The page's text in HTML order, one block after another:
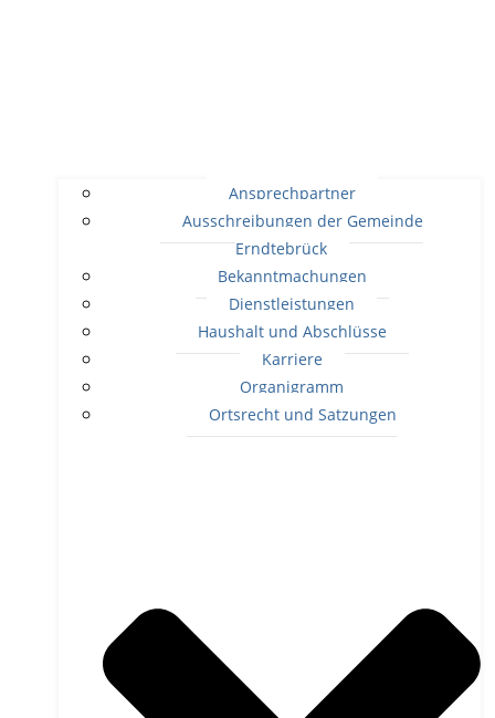
Ansprechpartner
Ausschreibungen der Gemeinde
Erndtebrück
Bekanntmachungen
Dienstleistungen
Haushalt und Abschlüsse
Karriere
Organigramm
Ortsrecht und Satzungen